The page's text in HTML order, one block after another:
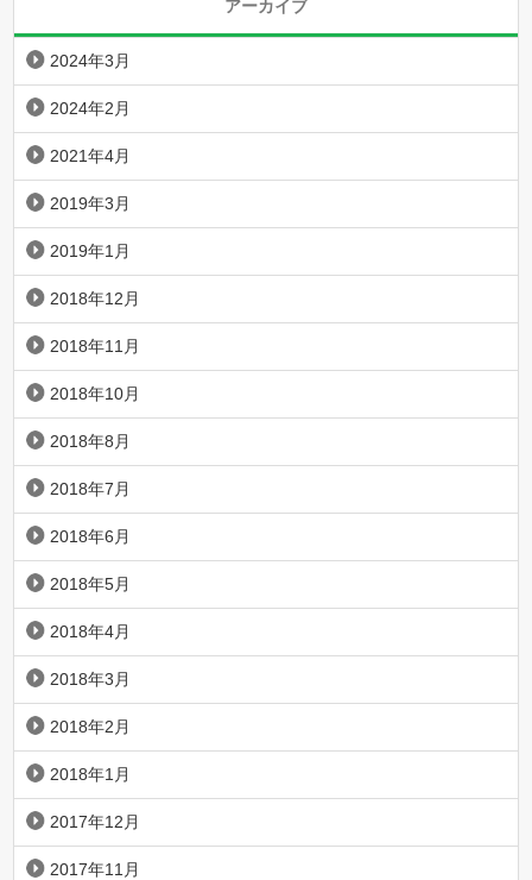
アーカイブ
2024年3月
2024年2月
2021年4月
2019年3月
2019年1月
2018年12月
2018年11月
2018年10月
2018年8月
2018年7月
2018年6月
2018年5月
2018年4月
2018年3月
2018年2月
2018年1月
2017年12月
2017年11月